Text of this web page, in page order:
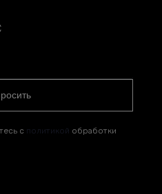
с политикой обработки